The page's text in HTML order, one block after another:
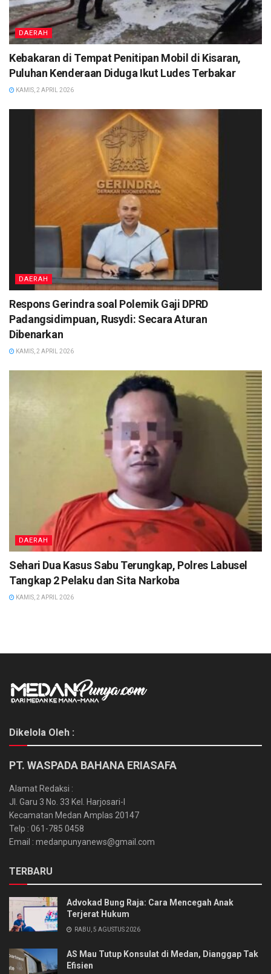
DAERAH
Kebakaran di Tempat Penitipan Mobil di Kisaran,
Puluhan Kenderaan Diduga Ikut Ludes Terbakar
KAMIS, 2 APRIL 2026
DAERAH
Respons Gerindra soal Polemik Gaji DPRD
Padangsidimpuan, Rusydi: Secara Aturan
Dibenarkan
KAMIS, 2 APRIL 2026
DAERAH
Sehari Dua Kasus Sabu Terungkap, Polres Labusel
Tangkap 2 Pelaku dan Sita Narkoba
KAMIS, 2 APRIL 2026
Dikelola Oleh :
PT. WASPADA BAHANA ERIASAFA
Alamat Redaksi :
Jl. Garu 3 No. 33 Kel. Harjosari-I
Kecamatan Medan Amplas 20147
Telp : 061-785 0458
Email : medanpunyanews@gmail.com
TERBARU
Advokad Bung Raja: Cara Mencegah Anak
Terjerat Hukum
RABU, 5 AGUSTUS 2026
AS Mau Tutup Konsulat di Medan, Dianggap Tak
Efisien